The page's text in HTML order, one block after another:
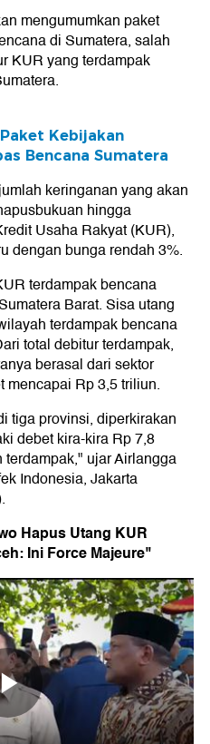
mengumumkan paket
di Sumatera, salah
KUR yang terdampak
Kebijakan
Bencana Sumatera
keringanan yang akan
hingga
Usaha Rakyat (KUR),
dengan bunga rendah 3%.
terdampak bencana
Barat. Sisa utang
terdampak bencana
total debitur terdampak,
berasal dari sektor
mencapai Rp 3,5 triliun.
tiga provinsi, diperkirakan
debet kira-kira Rp 7,8
ujar Airlangga
Indonesia, Jakarta
Hapus Utang KUR
Ini Force Majeure"